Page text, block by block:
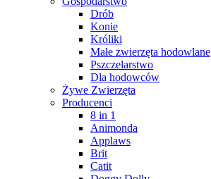
Drób
Konie
Króliki
Małe zwierzęta hodowlane
Pszczelarstwo
Dla hodowców
Żywe Zwierzęta
Producenci
8 in 1
Animonda
Applaws
Brit
Catit